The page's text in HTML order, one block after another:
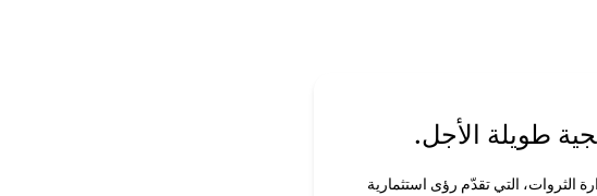
طويلة الأجل.
الثروات، التي تقدّم رؤى استثمارية